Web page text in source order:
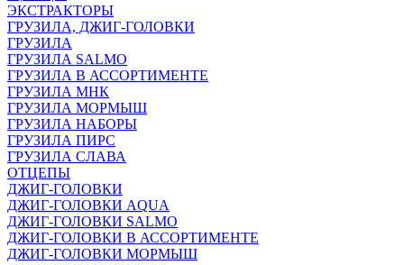
ЭКСТРАКТОРЫ
ГРУЗИЛА, ДЖИГ-ГОЛОВКИ
ГРУЗИЛА
ГРУЗИЛА SALMO
ГРУЗИЛА В АССОРТИМЕНТЕ
ГРУЗИЛА МНК
ГРУЗИЛА МОРМЫШ
ГРУЗИЛА НАБОРЫ
ГРУЗИЛА ПИРС
ГРУЗИЛА СЛАВА
ОТЦЕПЫ
ДЖИГ-ГОЛОВКИ
ДЖИГ-ГОЛОВКИ AQUA
ДЖИГ-ГОЛОВКИ SALMO
ДЖИГ-ГОЛОВКИ В АССОРТИМЕНТЕ
ДЖИГ-ГОЛОВКИ МОРМЫШ